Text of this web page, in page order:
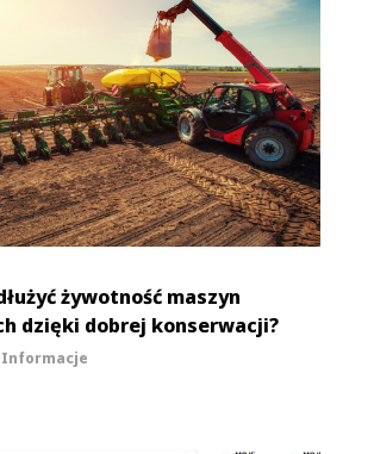
żywotność maszyn
dzięki dobrej konserwacji?
Informacje